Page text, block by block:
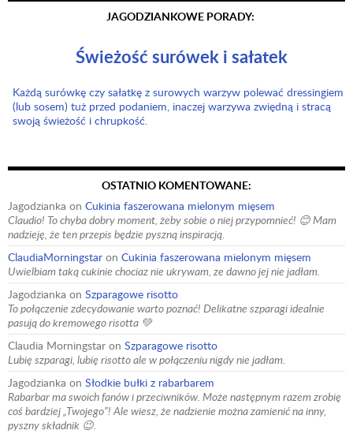
JAGODZIANKOWE PORADY:
Świeżość surówek i sałatek
Każdą surówkę czy sałatkę z surowych warzyw polewać dressingiem
(lub sosem) tuż przed podaniem, inaczej warzywa zwiędną i stracą
swoją świeżość i chrupkość.
OSTATNIO KOMENTOWANE:
Jagodzianka on Cukinia faszerowana mielonym mięsem
Claudio! To chyba dobry moment, żeby sobie o niej przypomnieć! 😊 Mam
nadzieję, że ten przepis będzie pyszną inspiracją.
ClaudiaMorningstar on Cukinia faszerowana mielonym mięsem
Uwielbiam taką cukinie chociaz nie ukrywam, ze dawno jej nie jadłam.
Jagodzianka on Szparagowe risotto
To połączenie zdecydowanie warto poznać! Delikatne szparagi idealnie
pasują do kremowego risotta 💚
Claudia Morningstar on Szparagowe risotto
Lubię szparagi, lubię risotto ale w połączeniu nigdy nie jadłam.
Jagodzianka on Słodkie bułki z rabarbarem
Rabarbar ma swoich fanów i przeciwników. Może następnym razem zrobię
coś bardziej „Twojego”! Ale wiesz, że nadzienie można zamienić na inny,
pyszny składnik 😉.